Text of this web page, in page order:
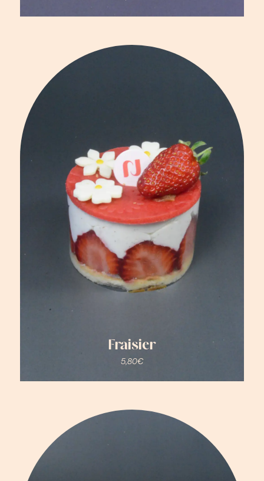
5,80€
Fraisier